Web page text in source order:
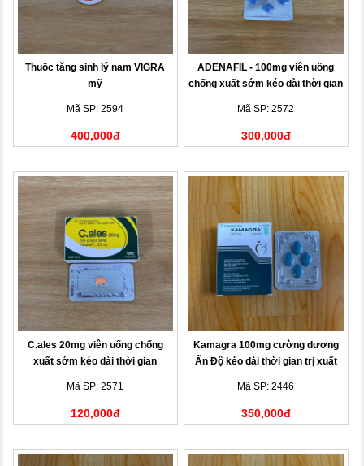
Thuốc tăng sinh lý nam VIGRA
mỹ
Mã SP: 2594
400,000đ
ADENAFIL - 100mg viên uống
chống xuất sớm kéo dài thời gian
Mã SP: 2572
300,000đ
C.ales 20mg viên uống chống
xuất sớm kéo dài thời gian
Mã SP: 2571
120,000đ
Kamagra 100mg cường dương
Ấn Độ kéo dài thời gian trị xuất
Mã SP: 2446
350,000đ